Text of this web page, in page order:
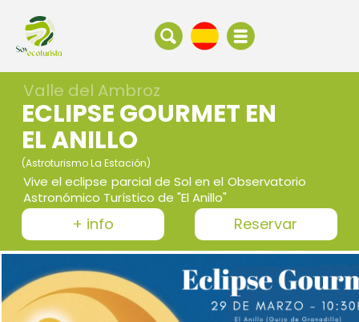
Valle del Ambroz
ECLIPSE GOURMET EN
EL ANILLO
(Astroturismo La Estación)
Vive el eclipse parcial de Sol en el Observatorio
Astronómico Turístico de "El Anillo"
+ info Reservar